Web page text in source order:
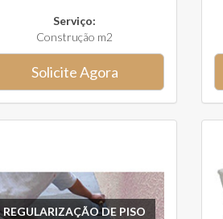
Serviço:
Construção m2
Solicite Agora
REGULARIZAÇÃO DE PISO